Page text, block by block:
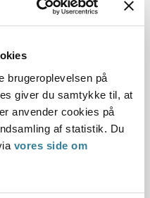
brugeroplevelsen på
giver du samtykke til, at
anvender cookies på
af statistik. Du
vores side om
udvikler sig i en så
grad vil påvirke
begrundelsen og lagde
haft diabetes siden
af albuminuri og
nævnet vægt på, at
7,8, svarende til et
Det var herefter nævnets